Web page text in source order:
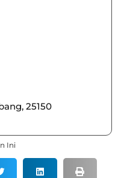
25150
Ini